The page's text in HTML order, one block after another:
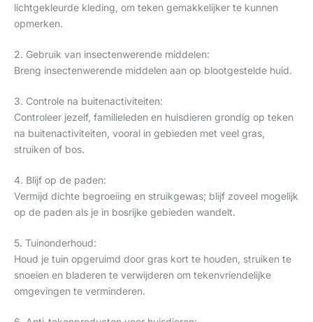
lichtgekleurde kleding, om teken gemakkelijker te kunnen
opmerken.
2. Gebruik van insectenwerende middelen:
Breng insectenwerende middelen aan op blootgestelde huid.
3. Controle na buitenactiviteiten:
Controleer jezelf, familieleden en huisdieren grondig op teken
na buitenactiviteiten, vooral in gebieden met veel gras,
struiken of bos.
4. Blijf op de paden:
Vermijd dichte begroeiing en struikgewas; blijf zoveel mogelijk
op de paden als je in bosrijke gebieden wandelt.
5. Tuinonderhoud:
Houd je tuin opgeruimd door gras kort te houden, struiken te
snoeien en bladeren te verwijderen om tekenvriendelijke
omgevingen te verminderen.